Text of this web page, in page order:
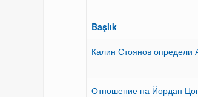
Başlık
Калин Стоянов определи
Отношение на Йордан